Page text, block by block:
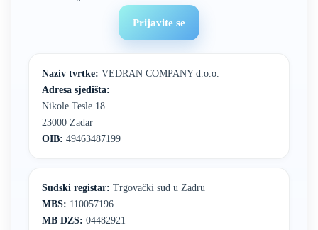
Prijavite se
Naziv tvrtke: VEDRAN COMPANY d.o.o.
Adresa sjedišta:
Nikole Tesle 18
23000 Zadar
OIB: 49463487199
Sudski registar: Trgovački sud u Zadru
MBS: 110057196
MB DZS: 04482921